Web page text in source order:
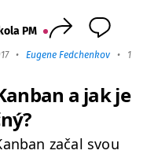
PM
• Eugene Fedchenkov • 12
a jak je
začal svou